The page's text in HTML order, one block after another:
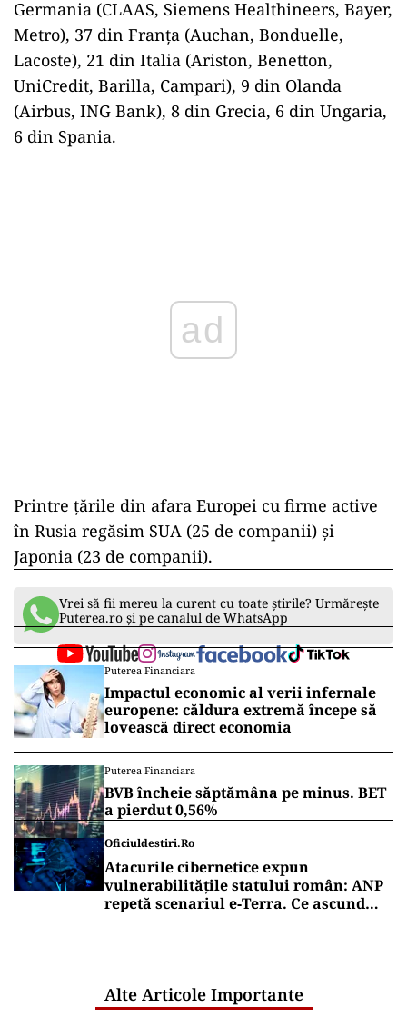
Germania (CLAAS, Siemens Healthineers, Bayer,
Metro), 37 din Franța (Auchan, Bonduelle,
Lacoste), 21 din Italia (Ariston, Benetton,
UniCredit, Barilla, Campari), 9 din Olanda
(Airbus, ING Bank), 8 din Grecia, 6 din Ungaria,
6 din Spania.
ad
Printre țările din afara Europei cu firme active
în Rusia regăsim SUA (25 de companii) și
Japonia (23 de companii).
Vrei să fii mereu la curent cu toate știrile? Urmărește
Puterea.ro și pe canalul de WhatsApp
Puterea Financiara
Impactul economic al verii infernale
europene: căldura extremă începe să
lovească direct economia
Puterea Financiara
BVB încheie săptămâna pe minus. BET
a pierdut 0,56%
Oficiuldestiri.ro
Atacurile cibernetice expun
vulnerabilitățile statului român: ANP
repetă scenariul e‑Terra. Ce ascund
Alte Articole Importante